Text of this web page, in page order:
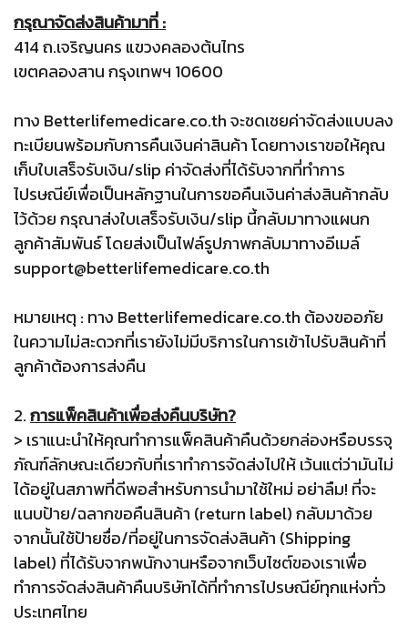
กรุณาจัดส่งสินค้ามาที่ :
414 ถ.เจริญนคร แขวงคลองต้นไทร
เขตคลองสาน กรุงเทพฯ 10600
ทาง Betterlifemedicare.co.th จะชดเชยค่าจัดส่งแบบลง
ทะเบียนพร้อมกับการคืนเงินค่าสินค้า โดยทางเราขอให้คุณ
เก็บใบเสร็จรับเงิน/slip ค่าจัดส่งที่ได้รับจากที่ทำการ
ไปรษณีย์เพื่อเป็นหลักฐานในการขอคืนเงินค่าส่งสินค้ากลับ
ไว้ด้วย กรุณาส่งใบเสร็จรับเงิน/slip นี้กลับมาทางแผนก
ลูกค้าสัมพันธ์ โดยส่งเป็นไฟล์รูปภาพกลับมาทางอีเมล์
support@betterlifemedicare.co.th
หมายเหตุ : ทาง Betterlifemedicare.co.th ต้องขออภัย
ในความไม่สะดวกที่เรายังไม่มีบริการในการเข้าไปรับสินค้าที่
ลูกค้าต้องการส่งคืน
2.การแพ็คสินค้าเพื่อส่งคืนบริษัท?
> เราแนะนำให้คุณทำการแพ็คสินค้าคืนด้วยกล่องหรือบรรจุ
ภัณฑ์ลักษณะเดียวกับที่เราทำการจัดส่งไปให้ เว้นแต่ว่ามันไม่
ได้อยู่ในสภาพที่ดีพอสำหรับการนำมาใช้ใหม่ อย่าลืม! ที่จะ
แนบป้าย/ฉลากขอคืนสินค้า (return label) กลับมาด้วย
จากนั้นใช้ป้ายชื่อ/ที่อยู่ในการจัดส่งสินค้า (Shipping
label) ที่ได้รับจากพนักงานหรือจากเว็บไซต์ของเราเพื่อ
ทำการจัดส่งสินค้าคืนบริษัทได้ที่ทำการไปรษณีย์ทุกแห่งทั่ว
ประเทศไทย